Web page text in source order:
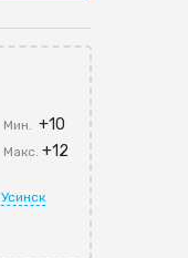
Мин.+10
Макс.+12
Усинск